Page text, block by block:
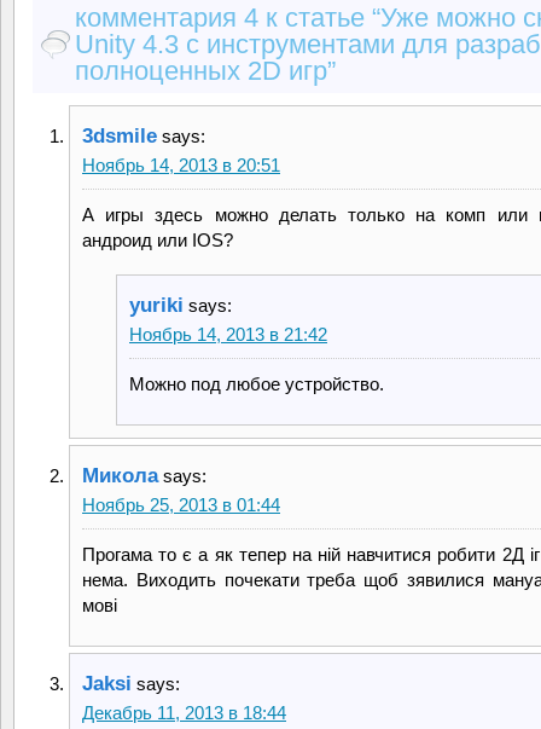
комментария 4 к статье “Уже можно
Unity 4.3 с инструментами для
полноценных 2D игр”
3dsmile says:
Ноябрь 14, 2013 в 20:51
А игры здесь можно делать только на комп или
андроид или IOS?
yuriki says:
Ноябрь 14, 2013 в 21:42
Можно под любое устройство.
Микола says:
Ноябрь 25, 2013 в 01:44
Прогама то є а як тепер на ній навчитися робити 2Д
нема. Виходить почекати треба щоб зявилися
мові
Jaksi says:
Декабрь 11, 2013 в 18:44